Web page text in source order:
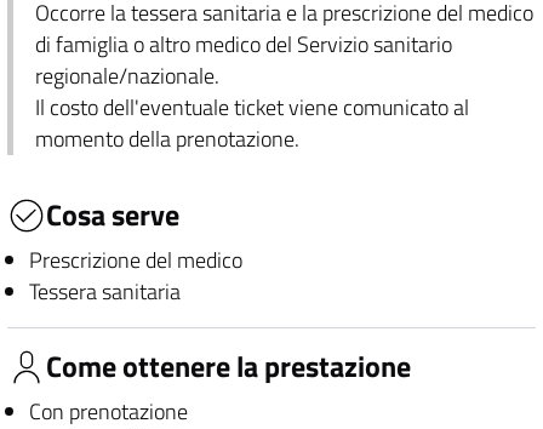
Occorre la tessera sanitaria e la prescrizione del medico
di famiglia o altro medico del Servizio sanitario
regionale/nazionale.
Il costo dell'eventuale ticket viene comunicato al
momento della prenotazione.
Cosa serve
Prescrizione del medico
Tessera sanitaria
Come ottenere la prestazione
Con prenotazione